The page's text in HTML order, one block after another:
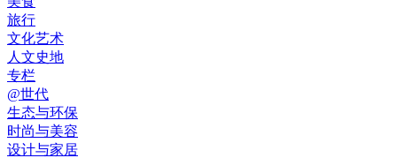
旅行
文化艺术
人文史地
专栏
@世代
生态与环保
时尚与美容
设计与家居